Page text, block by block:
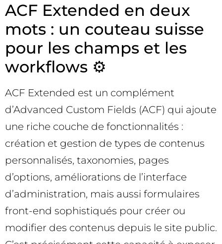
ACF Extended en deux
mots : un couteau suisse
pour les champs et les
workflows ⚙️
ACF Extended est un complément
d’Advanced Custom Fields (ACF) qui ajoute
une riche couche de fonctionnalités :
création et gestion de types de contenus
personnalisés, taxonomies, pages
d’options, améliorations de l’interface
d’administration, mais aussi formulaires
front-end sophistiqués pour créer ou
modifier des contenus depuis le site public.